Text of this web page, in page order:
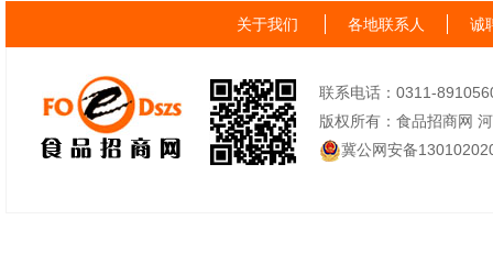
关于我们 各地联系人 诚
联系电话：0311-
版权所有：食品招商网
冀公网安备